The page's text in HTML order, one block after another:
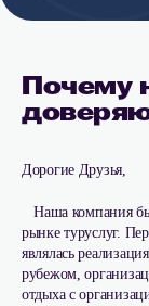
Почему
Дорогие Друзья,
Наша компания
рынке туруслуг.
являлась
рубежом,
отдыха с